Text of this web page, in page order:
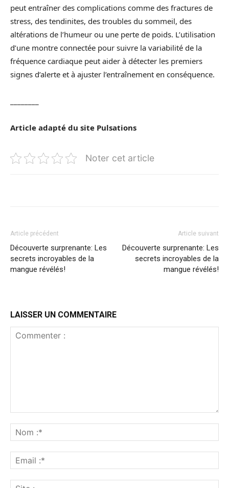
peut entraîner des complications comme des fractures de
stress, des tendinites, des troubles du sommeil, des
altérations de l’humeur ou une perte de poids. L’utilisation
d’une montre connectée pour suivre la variabilité de la
fréquence cardiaque peut aider à détecter les premiers
signes d’alerte et à ajuster l’entraînement en conséquence.
Article adapté du site Pulsations
Noter cet article
Article précédent
Découverte surprenante: Les
secrets incroyables de la
mangue révélés!
Article suivant
Découverte surprenante: Les
secrets incroyables de la
mangue révélés!
LAISSER UN COMMENTAIRE